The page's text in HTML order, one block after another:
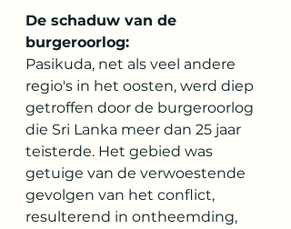
De schaduw van de
burgeroorlog:
Pasikuda, net als veel andere
regio's in het oosten, werd diep
getroffen door de burgeroorlog
die Sri Lanka meer dan 25 jaar
teisterde. Het gebied was
getuige van de verwoestende
gevolgen van het conflict,
resulterend in ontheemding,